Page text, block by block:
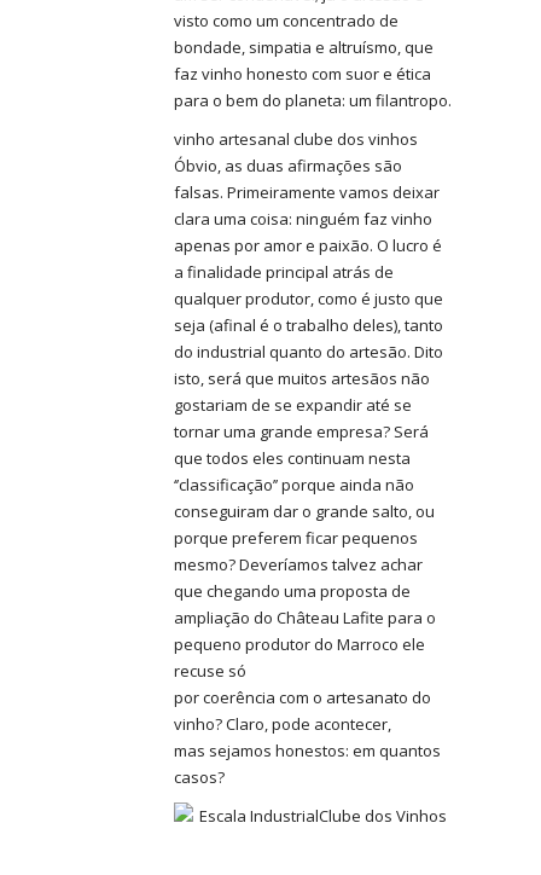
visto como um concentrado de
bondade, simpatia e altruísmo, que
faz vinho honesto com suor e ética
para o bem do planeta: um filantropo.
vinho artesanal clube dos vinhos
Óbvio, as duas afirmações são
falsas. Primeiramente vamos deixar
clara uma coisa: ninguém faz vinho
apenas por amor e paixão. O lucro é
a finalidade principal atrás de
qualquer produtor, como é justo que
seja (afinal é o trabalho deles), tanto
do industrial quanto do artesão. Dito
isto, será que muitos artesãos não
gostariam de se expandir até se
tornar uma grande empresa? Será
que todos eles continuam nesta
‘’classificação’’ porque ainda não
conseguiram dar o grande salto, ou
porque preferem ficar pequenos
mesmo? Deveríamos talvez achar
que chegando uma proposta de
ampliação do Château Lafite para o
pequeno produtor do Marroco ele
recuse só
por coerência com o artesanato do
vinho? Claro, pode acontecer,
mas sejamos honestos: em quantos
casos?